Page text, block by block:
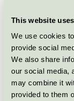
This website
We use cookies
provide social
We also share
our social media,
may combine it
provided to them
Svanen /
Svanen /
Kronljus